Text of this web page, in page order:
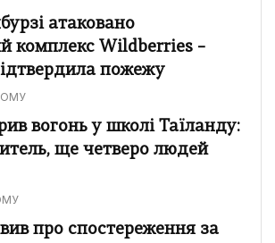
атаковано
комплекс Wildberries –
пожежу
вогонь у школі Таїланду:
ще четверо людей
про спостереження за